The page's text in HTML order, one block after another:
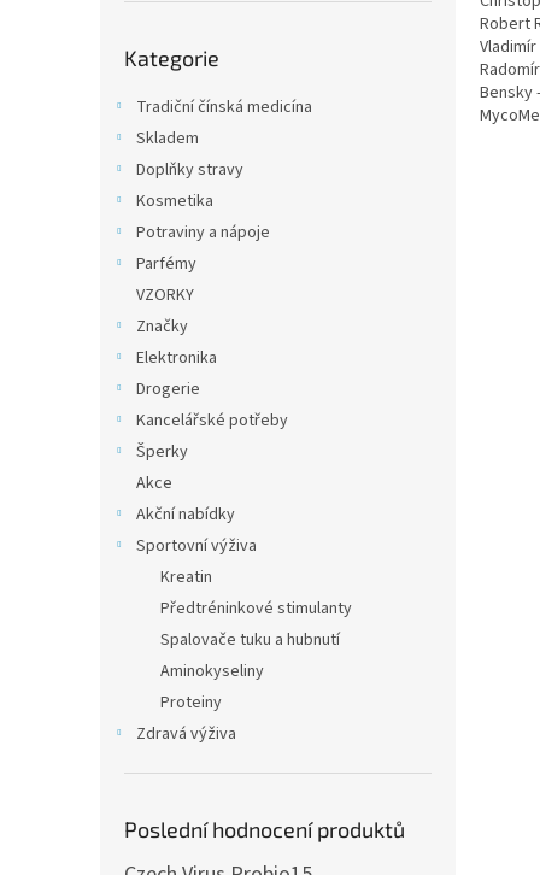
kategorie
Kategorie
Tradiční čínská medicína
Skladem
Doplňky stravy
Kosmetika
Potraviny a nápoje
Parfémy
VZORKY
Značky
Elektronika
Drogerie
Kancelářské potřeby
Šperky
Akce
Akční nabídky
Sportovní výživa
Kreatin
Předtréninkové stimulanty
Spalovače tuku a hubnutí
Aminokyseliny
Proteiny
Zdravá výživa
Poslední hodnocení produktů
Robert
Bensky